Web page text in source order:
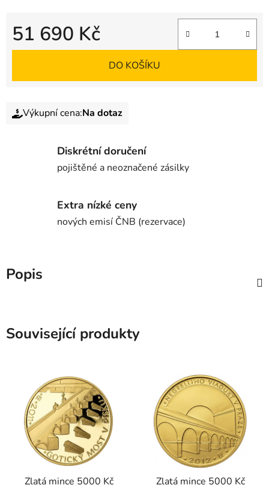
51 690 Kč
DO KOŠÍKU
Výkupní cena:Na dotaz
Diskrétní doručení
pojištěné a neoznačené zásilky
Extra nízké ceny
nových emisí ČNB (rezervace)
Popis
Související produkty
Zlatá mince 5000 Kč Zlatá mince 5000 Kč